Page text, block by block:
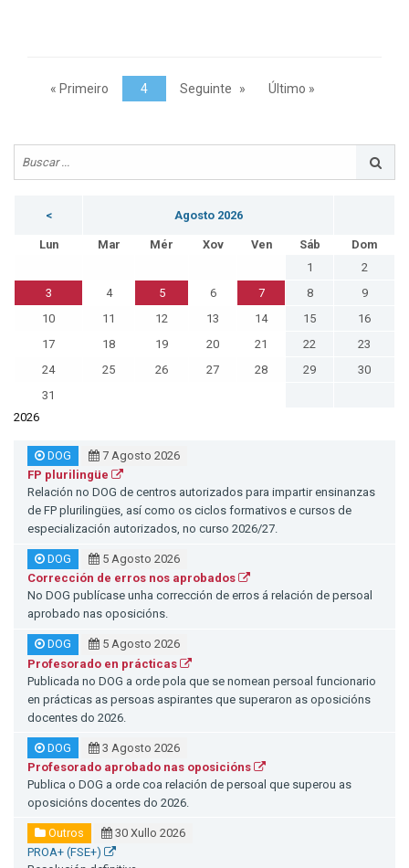
« Primeiro 4 Seguinte Último »
< Agosto 2026
Lun Mar Mér Xov Ven Sáb
Dom
1
2
3
4 5 6 7 8
9
10
11 12 13 14 15
16
17
18 19 20 21 22
23
24
25 26 27 28 29
30
31
2026
DOG
7 Agosto 2026
FP plurilingüe
Relación no DOG de centros autorizados para impartir ensinanzas
de FP plurilingües, así como os ciclos formativos e cursos de
especialización autorizados, no curso 2026/27.
DOG
5 Agosto 2026
Corrección de erros nos aprobados
No DOG publícase unha corrección de erros á relación de persoal
aprobado nas oposicións.
DOG
5 Agosto 2026
Profesorado en prácticas
Publicada no DOG a orde pola que se nomean persoal funcionario
en prácticas as persoas aspirantes que superaron as oposicións
docentes do 2026.
DOG
3 Agosto 2026
Profesorado aprobado nas oposicións
Publica o DOG a orde coa relación de persoal que superou as
oposicións docentes do 2026.
Outros
30 Xullo 2026
PROA+ (FSE+)